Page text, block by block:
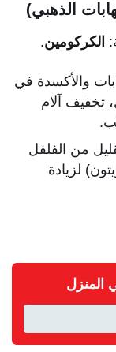
الكركومين.
والأكسدة في
تخفيف آلام
من الفلفل
لزيادة
المنزل